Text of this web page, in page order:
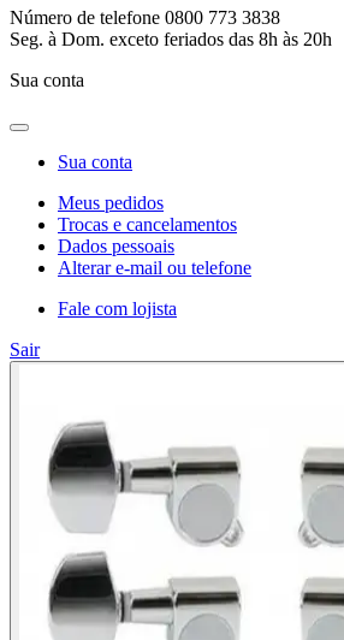
Número de telefone 0800 773 3838
Seg. à Dom. exceto feriados das 8h às 20h
Sua conta
Sua conta
Meus pedidos
Trocas e cancelamentos
Dados pessoais
Alterar e-mail ou telefone
Fale com lojista
Sair